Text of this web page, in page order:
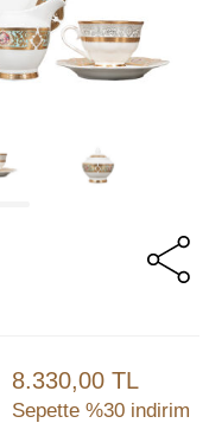
8.330,00 TL
Sepette %30 indirim